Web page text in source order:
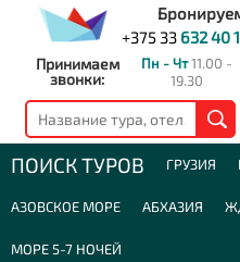
+375 33 632 40
Принимаем
звонки:
Пн - Чт11.00 -
19.30
ПОИСК ТУРОВ ГРУЗИЯ
АЗОВСКОЕ МОРЕ АБХАЗИЯ
МОРЕ 5-7 НОЧЕЙ